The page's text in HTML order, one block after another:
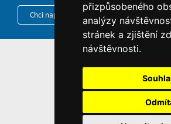
přizpůsobeného
analýzy
stránek a zjištění
návštěvnosti.
Chci napsat MKČR
INFORMACE O WEBU